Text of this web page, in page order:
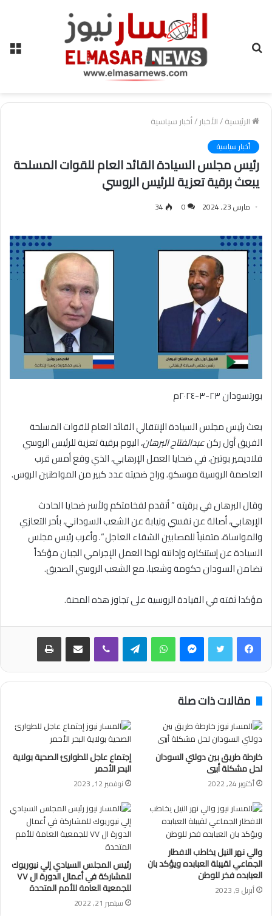
الرئيسية/الأخبار/أخبار سياسية
أخبار سياسية
رئيس مجلس السيادة القائد العام للقوات المسلحة
يبعث برقية تعزية للرئيس الروسي
مارس 23, 2024 0
34
بورتسودان ٢٣-٣-٢٠٢٤م
بعث رئيس مجلس السيادة الإنتقالي القائد العام للقوات المسلحة
الفريق أول ركنعبدالفتاح البرهان، اليوم برقية تعزية للرئيس الروسي
فلاديمير بوتين، في ضحايا العمل الإرهابي، الذي وقع أمس قرب
العاصمة الروسية موسكو. وراح ضحيته عدد كبير من المواطنين الروس.
وقال البرهان في برقيته ” أتقدم لفخامتكم ولأسر ضحايا الحادث
الإرهابي، أصالة عن نفسي ونيابة عن الشعب السوداني، بأحر التعازي
والمواساة، متمنياً للمصابين الشفاء العاجل “. وأعرب رئيس مجلس
السيادة عن إستنكاره وإدانته لهذا العمل الإجرامي الجبان مؤكداً
تضامن السودان حكومة وشعبا، مع الشعب الروسي الصديق.
مؤكدا ثقته في القيادة الروسية على تجاوز هذه المحنة.
فيسبوكتويتر ماسنجر واتساب تيلقرام ڤايبر مشاركة عبر البريد طباعة
مقالات ذات صلة
خارطة طريق بين دولتي السودان
لحل مشكلة أبيي
أكتوبر 24, 2022
إجتماع عاجل للطوارئ الصحية بولاية
البحر الأحمر
نوفمبر 12, 2023
والي نهر النيل يخاطب الافطار
الجماعي لقيبلة العبابده ويؤكد بان
العبابده فخر للوطن
أبريل 9, 2023
رئيس المجلس السيادي إلي نيوريوك
للمشاركة في أعمال الدورة ال ٧٧
للجمعية العامة للأمم المتحدة
سبتمبر 21, 2022